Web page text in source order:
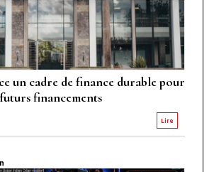
un cadre de finance durable pour
financements
Lire